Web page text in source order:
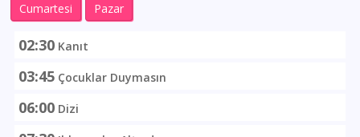
Cumartesi
Pazar
02:30 Kanıt
03:45 Çocuklar Duymasın
06:00 Dizi